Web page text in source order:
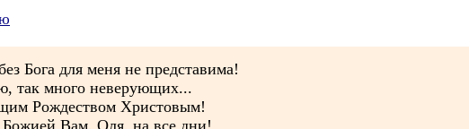
Бога для меня не представима!
так много неверующих...
Рождеством Христовым!
Вам, Оля, на все дни!